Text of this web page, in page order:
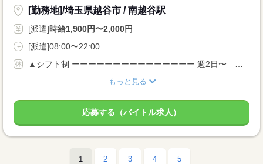
[勤務地]/埼玉県越谷市 / 南越谷駅
[派遣]時給1,900円〜2,000円
[派遣]08:00〜22:00
もっと見る
応募する（バイトル求人）
1 2 3 4 5